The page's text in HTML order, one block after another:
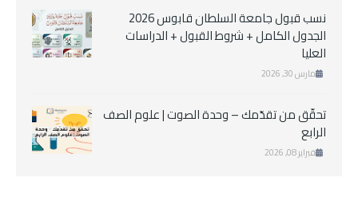
نسب قبول جامعة السلطان قابوس 2026
الجدول الكامل + شروط القبول + الدراسات
العليا
مارس 30, 2026
تحقّق من تقدّمك – وحدة الصوت | علوم الصف
الرابع
فبراير 08, 2026